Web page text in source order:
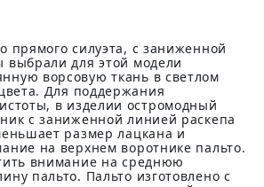
прямого силуэта, с заниженной
для этой модели
ворсовую ткань в светлом
Для поддержания
в изделии остромодный
с заниженной линией раскепа
размер лацкана и
на верхнем воротнике пальто.
внимание на среднюю
пальто. Пальто изготовлено с